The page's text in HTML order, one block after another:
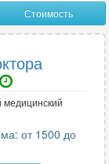
15
15
Стоимость
от 1500 до